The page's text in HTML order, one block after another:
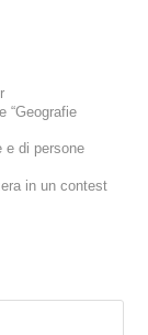
“Geografie
e di persone
in un contest